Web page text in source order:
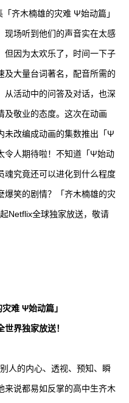
齐木楠雄的灾难 Ψ始动篇」
现场听到他们的声音实在太感
但因为太欢乐了，时间一下子
及大量台词著名，配音所需的
从活动中的问答及对话，也深
及敬业的态度。这次在动画
未改编成动画的集数推出「Ψ
令人期待啦！不知道「Ψ始动
魂究竟还可以进化到什么程度
爆笑的剧情？「齐木楠雄的灾
Netflix全球独家放送，敬请
难 Ψ始动篇」
界独家放送！
人的内心、透视、预知、瞬
来说都易如反掌的高中生齐木